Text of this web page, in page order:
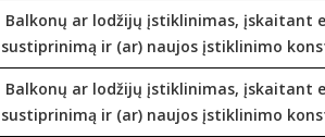
Balkonų ar lodžijų įstiklinimas, įskaitant
sustiprinimą ir (ar) naujos įstiklinimo
Balkonų ar lodžijų įstiklinimas, įskaitant
sustiprinimą ir (ar) naujos įstiklinimo